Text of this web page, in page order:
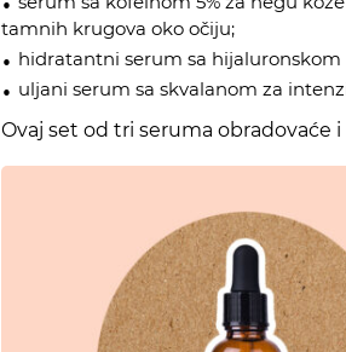
tamnih krugova oko očiju;
hidratantni serum sa hijaluronskom
uljani serum sa skvalanom za
Ovaj set od tri seruma obradovaće